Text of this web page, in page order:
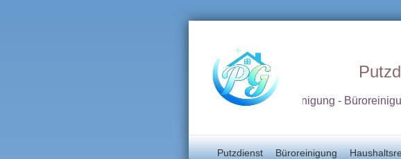
Unterhaltsreinigung -
Putzdienst Büroreinigung